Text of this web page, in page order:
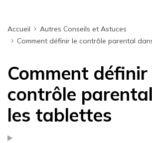
Accueil
Autres Conseils et Astuces
Comment définir le contrôle parental
Comment définir
contrôle
les tablettes